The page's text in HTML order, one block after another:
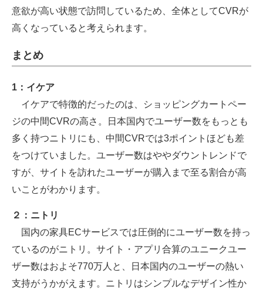
意欲が高い状態で訪問しているため、全体としてCVRが
高くなっていると考えられます。
まとめ
1：イケア
イケアで特徴的だったのは、ショッピングカートペー
ジの中間CVRの高さ。日本国内でユーザー数をもっとも
多く持つニトリにも、中間CVRでは3ポイントほども差
をつけていました。ユーザー数はややダウントレンドで
すが、サイトを訪れたユーザーが購入まで至る割合が高
いことがわかります。
２：ニトリ
国内の家具ECサービスでは圧倒的にユーザー数を持っ
ているのがニトリ。サイト・アプリ合算のユニークユー
ザー数はおよそ770万人と、日本国内のユーザーの熱い
支持がうかがえます。ニトリはシンプルなデザイン性か